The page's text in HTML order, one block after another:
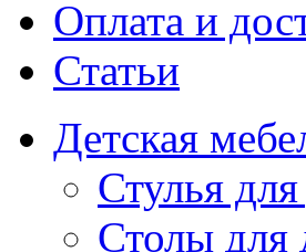
Оплата и
Статьи
Детская
Стулья для
Столы для